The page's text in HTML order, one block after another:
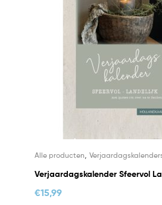
Alle producten
Verjaardagskalender Sfeervol
€15,99